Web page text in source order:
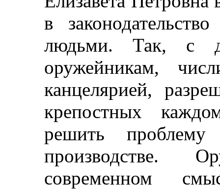
в
людьми. Так, с
оружейникам,
канцелярией,
крепостных
решить
производстве.
современном